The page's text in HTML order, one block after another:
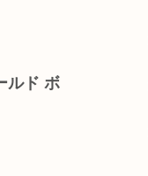
ルド ボ